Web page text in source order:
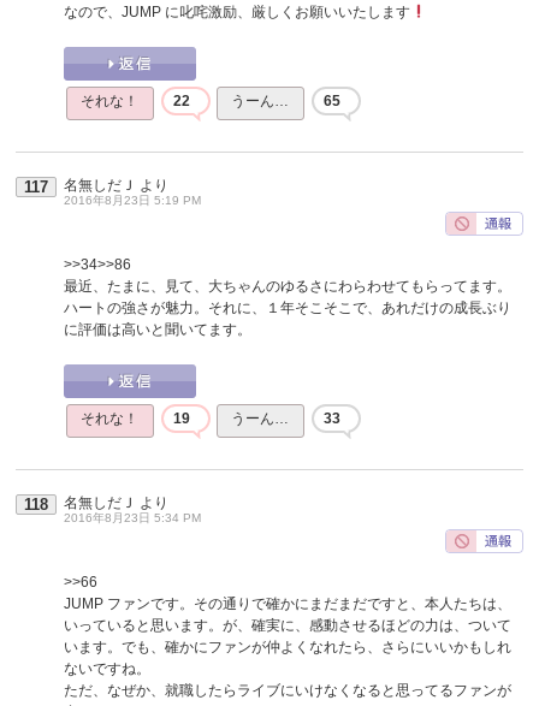
なので、JUMP に叱咤激励、厳しくお願いいたします
それな！ 22 うーん… 65
117 名無しだＪ より
2016年8月23日 5:19 PM
>>34>>86
最近、たまに、見て、大ちゃんのゆるさにわらわせてもらってます。
ハートの強さが魅力。それに、１年そこそこで、あれだけの成長ぶり
に評価は高いと聞いてます。
それな！ 19 うーん… 33
118 名無しだＪ より
2016年8月23日 5:34 PM
>>66
JUMP ファンです。その通りで確かにまだまだですと、本人たちは、
いっていると思います。が、確実に、感動させるほどの力は、ついて
います。でも、確かにファンが仲よくなれたら、さらにいいかもしれ
ないですね。
ただ、なぜか、就職したらライブにいけなくなると思ってるファンが